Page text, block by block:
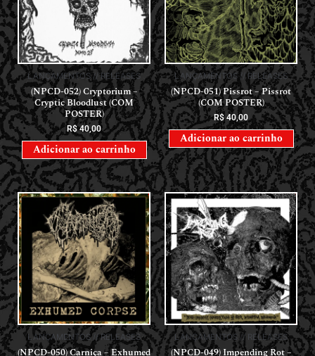
LANÇAMENTOS // RELEASES
(NPCD-052) Cryptorium –
Cryptic Bloodlust (COM
POSTER)
R$40,00
Adicionar ao carrinho
LANÇAMENTOS // RELEASES
(NPCD-051) Pissrot – Pissrot
(COM POSTER)
R$40,00
Adicionar ao carrinho
LANÇAMENTOS // RELEASES
(NPCD-050) Carniça – Exhumed
LANÇAMENTOS // RELEASES
(NPCD-049) Impending Rot –